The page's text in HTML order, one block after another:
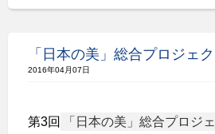
「日本の美」総合プロジェ
2016年04月07日
第3回 「日本の美」総合プロジ